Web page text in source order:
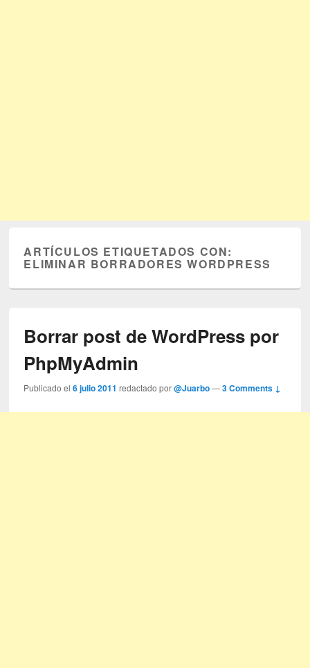
ARTÍCULOS ETIQUETADOS CON:
ELIMINAR BORRADORES WORDPRESS
Borrar post de WordPress por
PhpMyAdmin
Publicado el6 julio 2011 redactado por@Juarbo —3 Comments ↓